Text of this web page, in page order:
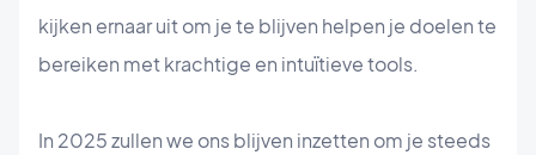
kijken ernaar uit om je te blijven helpen je doelen te
bereiken met krachtige en intuïtieve tools.
In 2025 zullen we ons blijven inzetten om je steeds